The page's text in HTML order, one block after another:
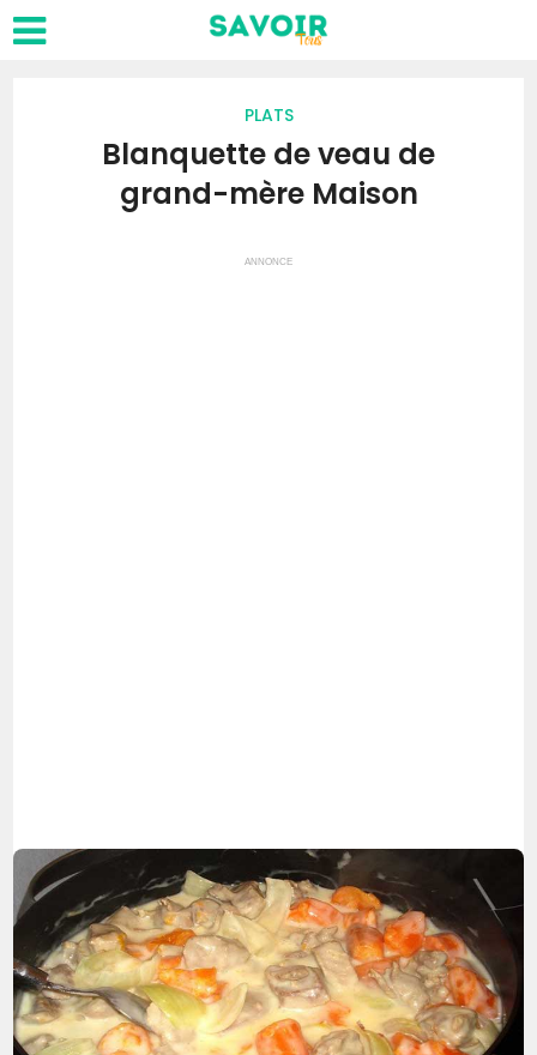
PLATS
Blanquette de veau de
grand-mère Maison
ANNONCE